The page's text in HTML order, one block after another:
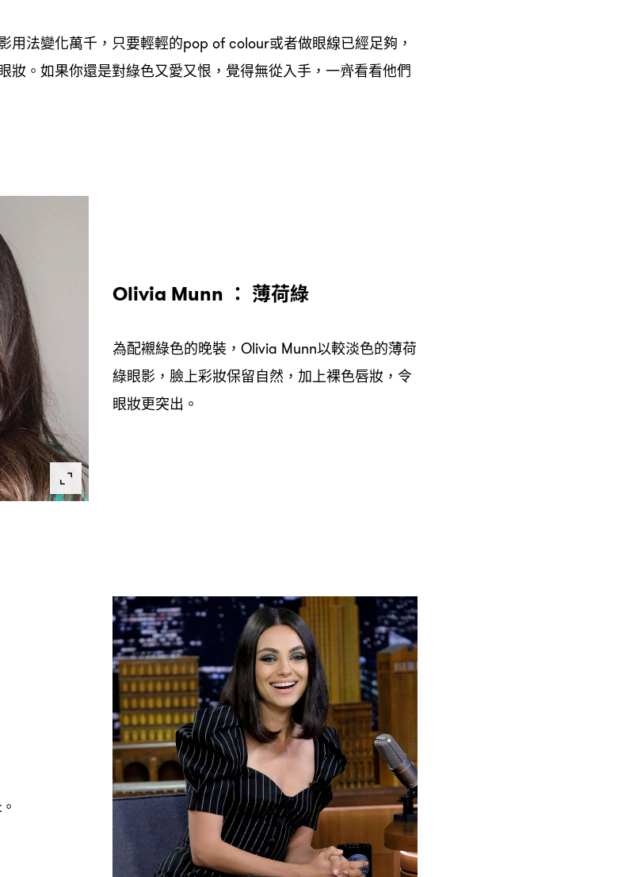
用法變化萬千 ， 只要輕輕的pop of colour或者做眼線已經足夠 ，
妝。如果你還是對綠色又愛又恨 ， 覺得無從入手 ， 一齊看看他們
Olivia Munn ： 薄荷綠
為配襯綠色的晚裝 ，Olivia Munn以較淡色的薄荷
綠眼影 ， 臉上彩妝保留自然 ， 加上裸色唇妝 ， 令
眼妝更突出。
。